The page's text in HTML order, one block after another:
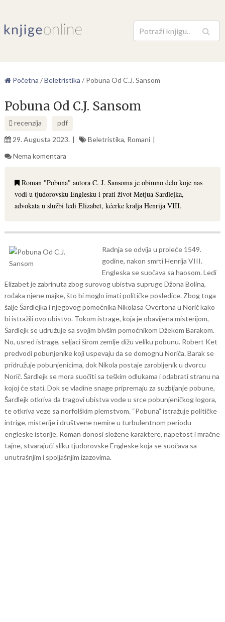
Pretraga
Početna /Beletristika / Pobuna Od C.J. Sansom
Pobuna Od C.J. Sansom
recenzija
pdf
29. Augusta 2023.
Beletristika, Romani
Nema komentara
Roman "Pobuna" autora C. J. Sansoma je obimno delo koje nas
vodi u tjudorovsku Englesku i prati život Metjua Šardlejka,
advokata u službi ledi Elizabet, kćerke kralja Henrija VIII.
Radnja se odvija u proleće 1549.
godine, nakon smrti Henrija VIII.
Engleska se suočava sa haosom. Ledi
Elizabet je zabrinuta zbog surovog ubistva supruge Džona Bolina,
rođaka njene majke, što bi moglo imati političke posledice. Zbog toga
šalje Šardlejka i njegovog pomoćnika Nikolasa Overtona u Norič kako
bi istražili ovo ubistvo. Tokom istrage, koja je obavijena misterijom,
Šardlejk se udružuje sa svojim bivšim pomoćnikom Džekom Barakom.
No, usred istrage, seljaci širom zemlje dižu veliku pobunu. Robert Ket
predvodi pobunjenike koji uspevaju da se domognu Noriča. Barak se
pridružuje pobunjenicima, dok Nikola postaje zarobljenik u dvorcu
Norič. Šardlejk se mora suočiti sa teškim odlukama i odabrati stranu na
kojoj će stati. Dok se vladine snage pripremaju za suzbijanje pobune,
Šardlejk otkriva da tragovi ubistva vode u srce pobunjeničkog logora,
te otkriva veze sa norfolškim plemstvom. “Pobuna” istražuje političke
intrige, misterije i društvene nemire u turbulentnom periodu
engleske istorije. Roman donosi složene karaktere, napetost i mračne
tajne, stvarajući sliku tjudorovske Engleske koja se suočava sa
unutrašnjim i spoljašnjim izazovima.